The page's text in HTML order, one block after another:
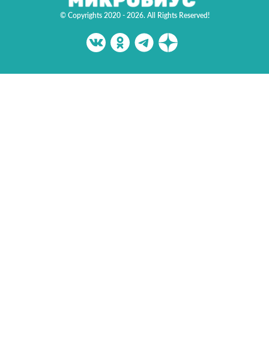
© Copyrights 2020 - 2026. All Rights Reserved!